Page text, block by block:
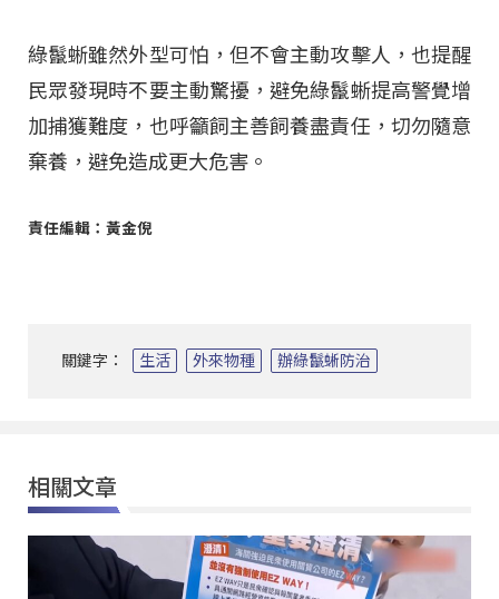
綠鬣蜥雖然外型可怕，但不會主動攻擊人，也提醒
民眾發現時不要主動驚擾，避免綠鬣蜥提高警覺增
加捕獲難度，也呼籲飼主善飼養盡責任，切勿隨意
棄養，避免造成更大危害。
責任編輯：黃金倪
關鍵字： 生活 外來物種 辦綠鬣蜥防治
相關文章